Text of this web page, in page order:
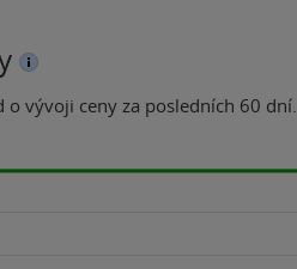
o vývoji ceny za posledních 60 dní.